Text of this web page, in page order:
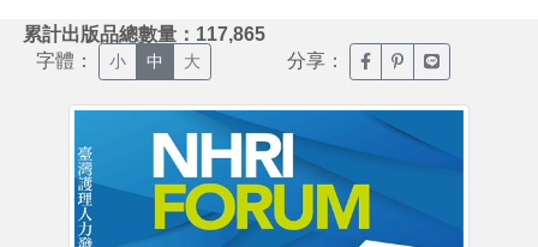
累計出版品總數量：117,865
字體： 小 中 大 分享： 臉書分享(另開新視窗)
噗浪分享(另開新
Line分享(另